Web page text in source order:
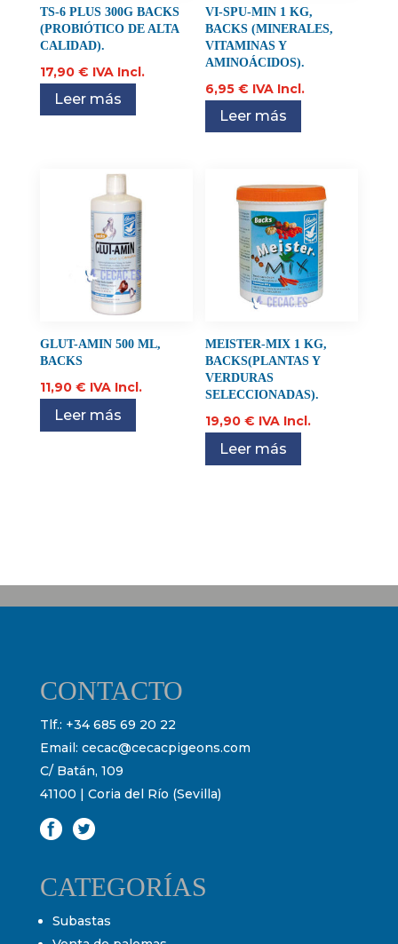
TS-6 PLUS 300G BACKS
(PROBIÓTICO DE ALTA
CALIDAD).
17,90 € IVA Incl.
Leer más
VI-SPU-MIN 1 KG,
BACKS (MINERALES,
VITAMINAS Y
AMINOÁCIDOS).
6,95€ IVA Incl.
Leer más
GLUT-AMIN 500 ML,
BACKS
11,90 € IVA Incl.
Leer más
MEISTER-MIX 1 KG,
BACKS(PLANTAS Y
VERDURAS
SELECCIONADAS).
19,90€ IVA Incl.
Leer más
CONTACTO
Tlf.: +34 685 69 20 22
Email: cecac@cecacpigeons.com
C/ Batán, 109
41100 | Coria del Río (Sevilla)
CATEGORÍAS
Subastas